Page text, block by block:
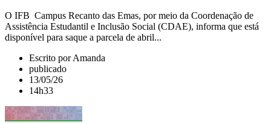
O IFB Campus Recanto das Emas, por meio da Coordenação de
Assistência Estudantil e Inclusão Social (CDAE), informa que está
disponível para saque a parcela de abril...
Escrito por Amanda
publicado
13/05/26
14h33